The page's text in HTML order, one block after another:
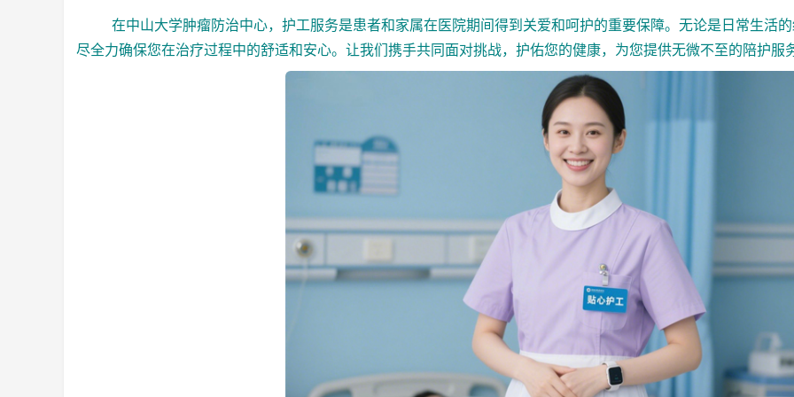
在中山大学肿瘤防治中心，护工服务是患者和家属在医院期间得到关爱和呵护的重要保障。无论是日常生活
尽全力确保您在治疗过程中的舒适和安心。让我们携手共同面对挑战，护佑您的健康，为您提供无微不至的陪护服